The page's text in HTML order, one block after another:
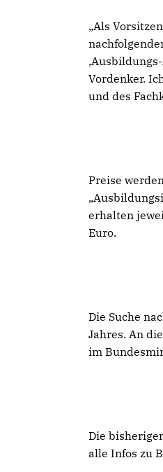
Als
Vordenker.
und des
Preise
erhalten
Euro.
Die Suche
Jahres. An
im
Die
alle Infos zu